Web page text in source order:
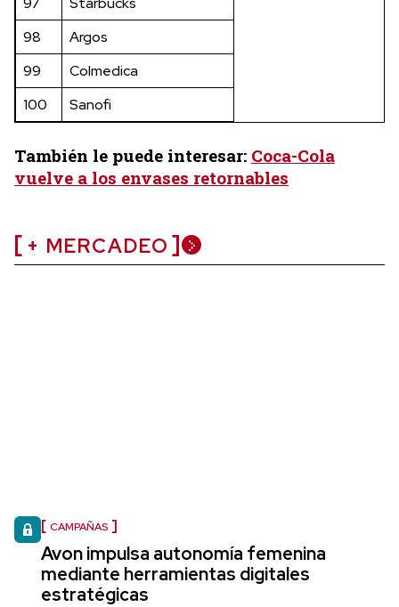
98
Argos
99
Colmedica
100
Sanofi
También le puede interesar: Coca-Cola
vuelve a los envases retornables
+ MERCADEO
CAMPAÑAS
Avon impulsa autonomía femenina
mediante herramientas digitales
estratégicas